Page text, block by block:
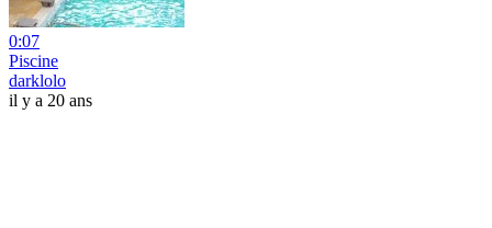
0:07
Piscine
darklolo
il y a 20 ans